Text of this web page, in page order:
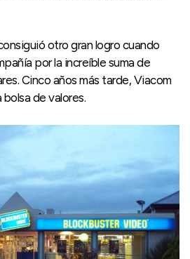
otro gran logro cuando
por la increíble suma de
Cinco años más tarde, Viacom
de valores.